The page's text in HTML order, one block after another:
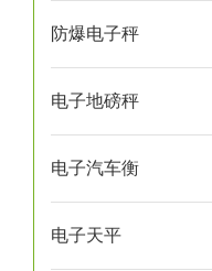
防爆电子秤
电子地磅秤
电子汽车衡
电子天平